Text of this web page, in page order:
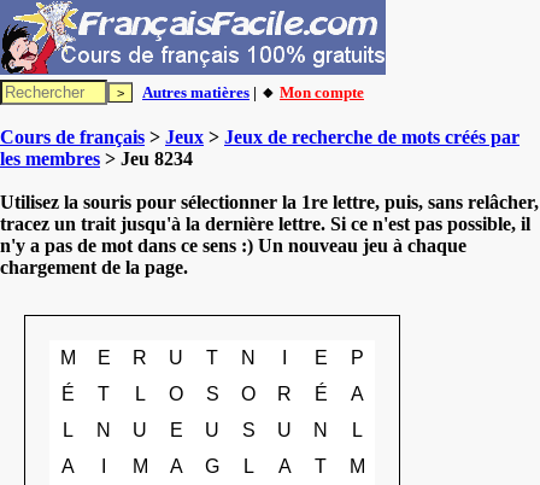
Autres matières | 🔸 Mon compte
Cours de français > Jeux > Jeux de recherche de mots créés par
les membres > Jeu 8234
Utilisez la souris pour sélectionner la 1re lettre, puis, sans relâcher,
tracez un trait jusqu'à la dernière lettre. Si ce n'est pas possible, il
n'y a pas de mot dans ce sens :) Un nouveau jeu à chaque
chargement de la page.
M E R U T N E
P
É
T L O S O R É
A
L
N U E U S U N
L
A
M A G L A T
M